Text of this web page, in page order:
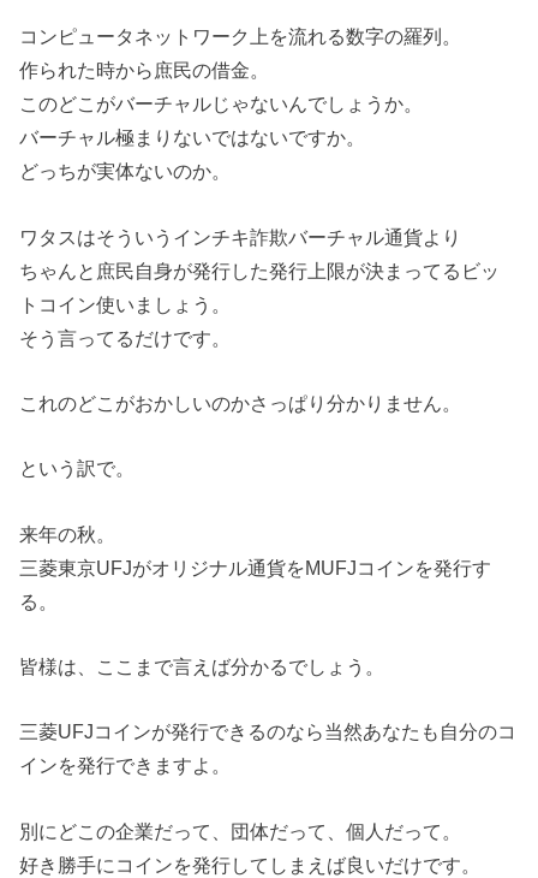
コンピュータネットワーク上を流れる数字の羅列。
作られた時から庶民の借金。
このどこがバーチャルじゃないんでしょうか。
バーチャル極まりないではないですか。
どっちが実体ないのか。
ワタスはそういうインチキ詐欺バーチャル通貨より
ちゃんと庶民自身が発行した発行上限が決まってるビッ
トコイン使いましょう。
そう言ってるだけです。
これのどこがおかしいのかさっぱり分かりません。
という訳で。
来年の秋。
三菱東京UFJがオリジナル通貨をMUFJコインを発行す
る。
皆様は、ここまで言えば分かるでしょう。
三菱UFJコインが発行できるのなら当然あなたも自分のコ
インを発行できますよ。
別にどこの企業だって、団体だって、個人だって。
好き勝手にコインを発行してしまえば良いだけです。